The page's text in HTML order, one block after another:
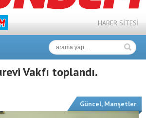
HABER SİTESİ
Vakfı toplandı.
Güncel, Manşetler